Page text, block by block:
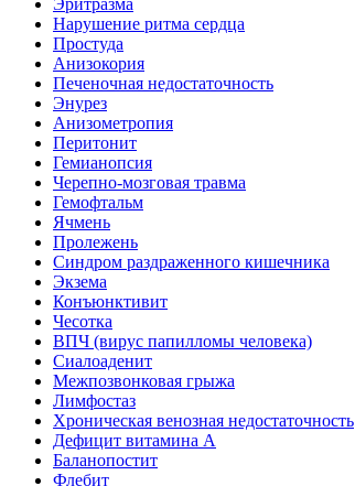
Эритразма
Нарушение ритма сердца
Простуда
Анизокория
Печеночная недостаточность
Энурез
Анизометропия
Перитонит
Гемианопсия
Черепно-мозговая травма
Гемофтальм
Ячмень
Пролежень
Синдром раздраженного кишечника
Экзема
Конъюнктивит
Чесотка
ВПЧ (вирус папилломы человека)
Сиалоаденит
Межпозвонковая грыжа
Лимфостаз
Хроническая венозная недостаточность
Дефицит витамина А
Баланопостит
Флебит